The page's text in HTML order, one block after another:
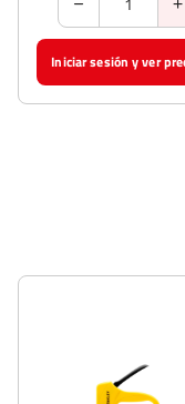
y ver precios